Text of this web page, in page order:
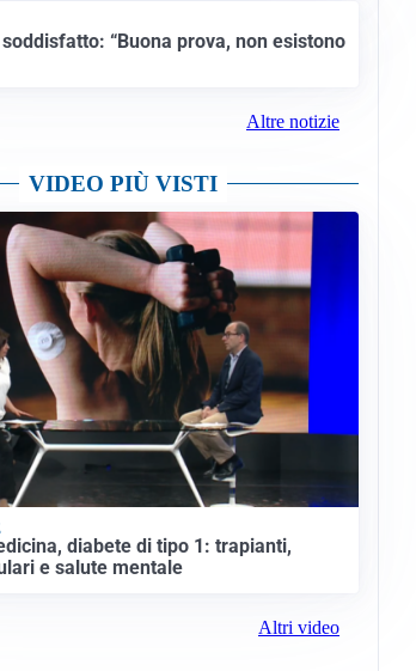
“Buona prova, non esistono
Altre notizie
VIDEO PIÙ VISTI
diabete di tipo 1: trapianti,
e salute mentale
Altri video